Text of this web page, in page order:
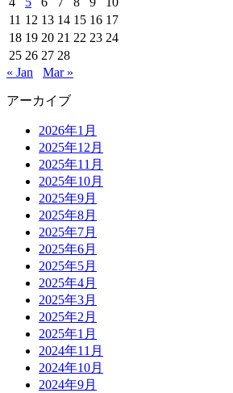
11 12 13 14 15 16 17
18 19 20 21 22 23 24
25 26 27 28
« Jan
Mar »
アーカイブ
2026年1月
2025年12月
2025年11月
2025年10月
2025年9月
2025年8月
2025年7月
2025年6月
2025年5月
2025年4月
2025年3月
2025年2月
2025年1月
2024年11月
2024年10月
2024年9月